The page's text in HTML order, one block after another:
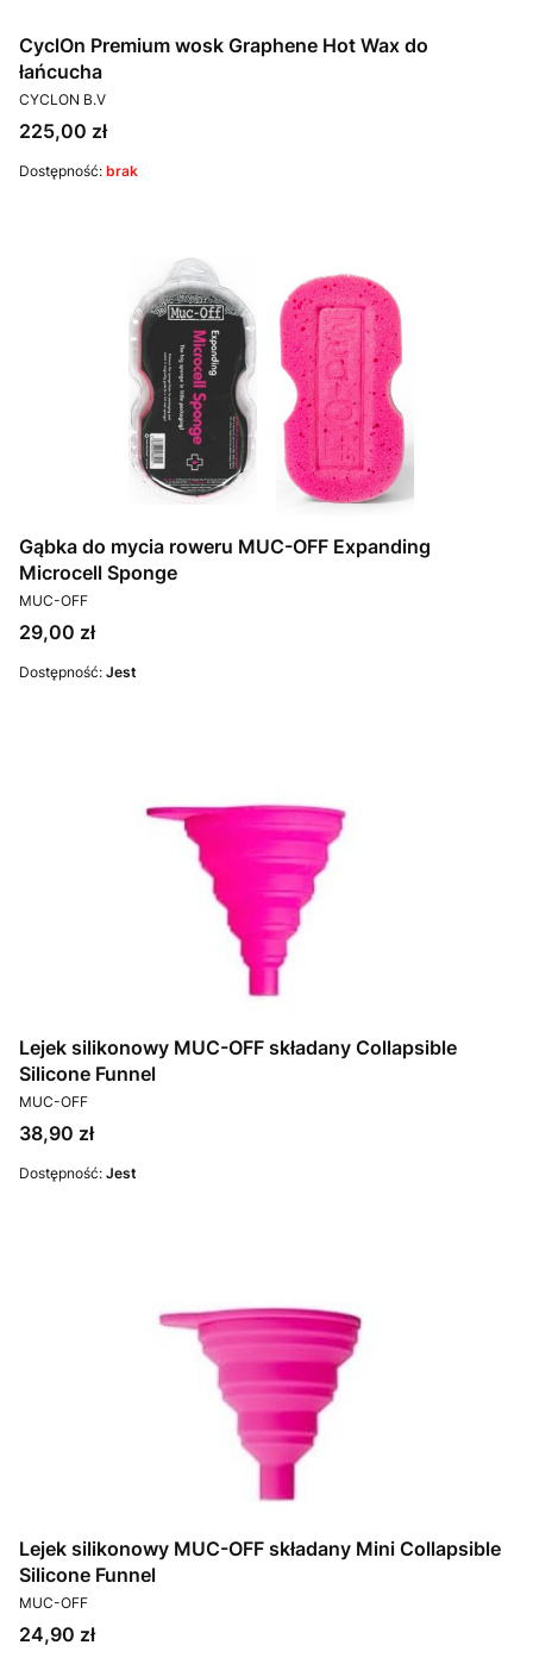
CyclOn Premium wosk Graphene Hot Wax do
łańcucha
PRODUCENT
CYCLON B.V
Cena
225,00 zł
Dostępność: brak
Gąbka do mycia roweru MUC-OFF Expanding
Microcell Sponge
PRODUCENT
MUC-OFF
Cena
29,00 zł
Dostępność: Jest
Lejek silikonowy MUC-OFF składany Collapsible
Silicone Funnel
PRODUCENT
MUC-OFF
Cena
38,90 zł
Dostępność: Jest
Lejek silikonowy MUC-OFF składany Mini Collapsible
Silicone Funnel
PRODUCENT
MUC-OFF
Cena
24,90 zł